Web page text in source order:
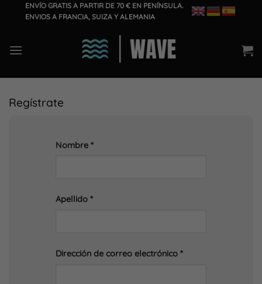
ENVÍO GRATIS A PARTIR DE 70 € EN PENÍNSULA.
ENVIOS A FRANCIA, SUIZA Y ALEMANIA
Regístrate
Nombre *
Apellido *
Dirección de correo electrónico *